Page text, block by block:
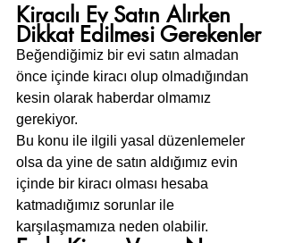
Kiracılı Ev Satın Alırken
Dikkat Edilmesi Gerekenler
Beğendiğimiz bir evi satın almadan
önce içinde kiracı olup olmadığından
kesin olarak haberdar olmamız
gerekiyor.
Bu konu ile ilgili yasal düzenlemeler
olsa da yine de satın aldığımız evin
içinde bir kiracı olması hesaba
katmadığımız sorunlar ile
karşılaşmamıza neden olabilir.